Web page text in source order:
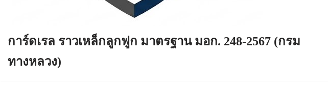
การ์ดเรล ราวเหล็กลูกฟูก มาตรฐาน มอก. 248-2567 (กรม
ทางหลวง)